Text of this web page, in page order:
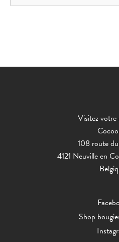
Visitez votre
108 route
4121 Neuville en
Shop